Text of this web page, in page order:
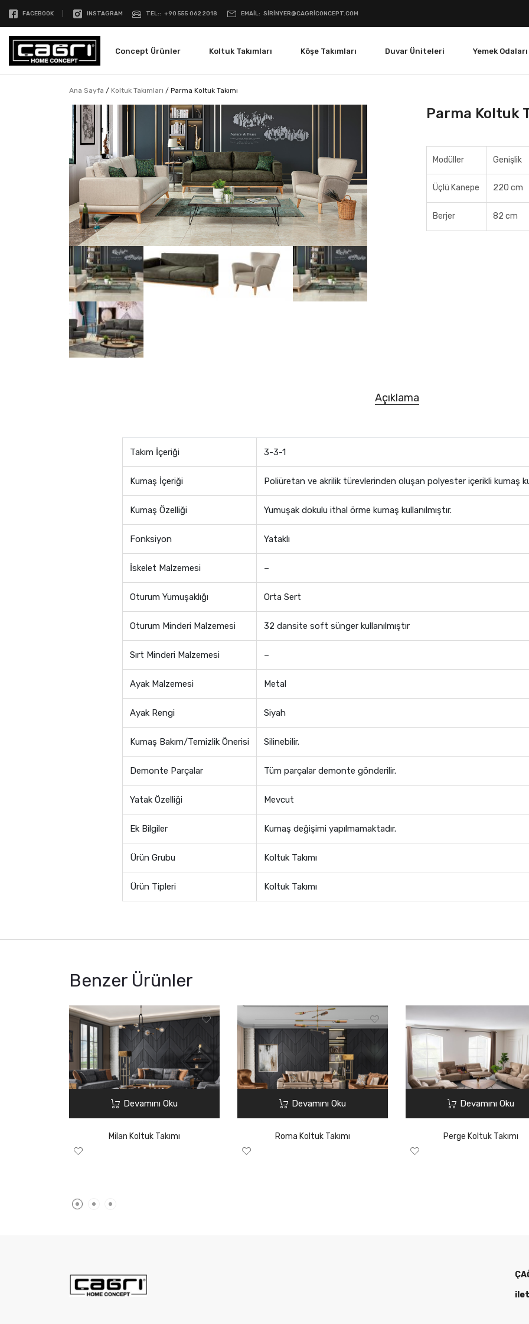
FACEBOOK INSTAGRAM TEL: +90 555 062 2018 EMAIL SIRINYER@CAGRICONCEPT.COM
Concept Ürünler Koltuk Takımları Köşe Takımları Duvar Üniteleri Yemek Odaları
Ana Sayfa / Koltuk Takımları / Parma Koltuk Takımı
Parma Koltuk
Modüller Genişlik
Üçlü Kanepe 220 cm
Berjer 82 cm
Açıklama
Takım İçeriği 3-3-1
Kumaş İçeriği Poliüretan ve akrilik türevlerinden oluşan polyester içerikli kumaş
Kumaş Özelliği Yumuşak dokulu ithal örme kumaş kullanılmıştır.
Fonksiyon Yataklı
İskelet Malzemesi –
Oturum Yumuşaklığı Orta Sert
Oturum Minderi Malzemesi 32 dansite soft sünger kullanılmıştır
Sırt Minderi Malzemesi –
Ayak Malzemesi Metal
Ayak Rengi Siyah
Kumaş Bakım/Temizlik Önerisi Silinebilir.
Demonte Parçalar Tüm parçalar demonte gönderilir.
Yatak Özelliği Mevcut
Ek Bilgiler Kumaş değişimi yapılmamaktadır.
Ürün Grubu Koltuk Takımı
Ürün Tipleri Koltuk Takımı
Benzer Ürünler
Devamını Oku
Milan Koltuk Takımı
Devamını Oku
Roma Koltuk Takımı
Devamını Oku
Perge Koltuk Takımı